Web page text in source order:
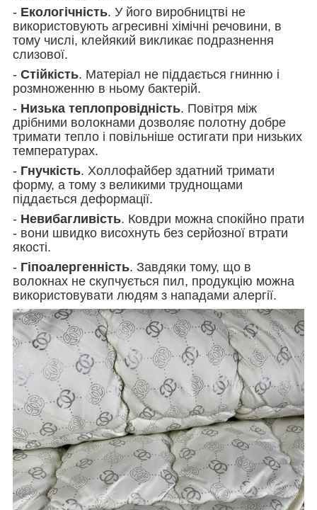
- Екологічність. У його виробництві не
використовують агресивні хімічні речовини, в
тому числі, клейякий викликає подразнення
слизової.
- Стійкість. Матеріал не піддається гнинню і
розмноженню в ньому бактерій.
- Низька теплопровідність. Повітря між
дрібними волокнами дозволяє полотну добре
тримати тепло і повільніше остигати при низьких
температурах.
- Гнучкість. Холлофайбер здатний тримати
форму, а тому з великими труднощами
піддається деформації.
- Невибагливість. Ковдри можна спокійно прати
- вони швидко висохнуть без серйозної втрати
якості.
- Гіпоалергенність. Завдяки тому, що в
волокнах не скупчується пил, продукцію можна
використовувати людям з нападами алергії.